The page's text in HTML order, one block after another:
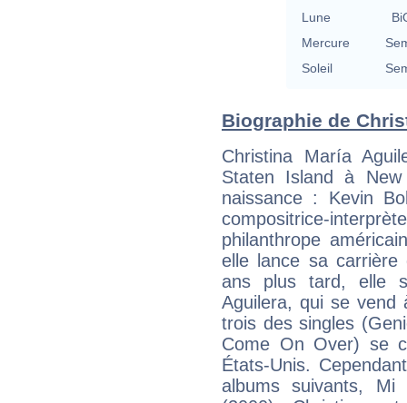
Lune
Mercure
Soleil
Biographie de
Christina María
Staten Island à
naissance : Kevin
compositrice-
philanthrope
elle lance sa carrière
ans plus tard, elle
Aguilera, qui se vend
trois des singles
Come On Over) se
États-Unis.
albums suivants,